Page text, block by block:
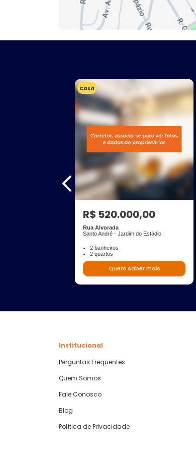
Casa
R$ 520.000,00
Rua Alvorada
Santo André - Jardim do Estádio
2 banheiros
2 quartos
Quero saber mais
Institucional
Perguntas Frequentes
Quem Somos
Fale Conosco
Blog
Política de Privacidade